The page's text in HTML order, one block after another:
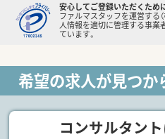
安心してご登録いただくため
ファルマスタッフを運営する
人情報を適切に管理する事業
ています。
希望の求人が見つ
コンサルタン